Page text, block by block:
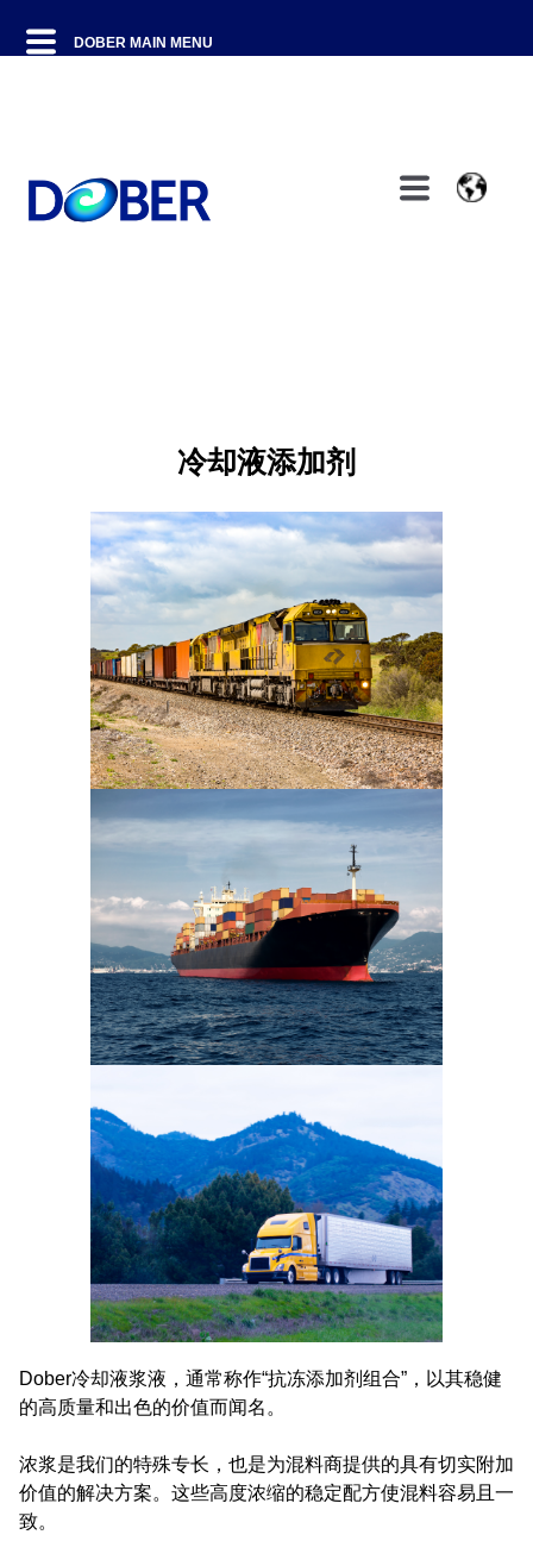
冷却液添加剂
Dober冷却液浆液，通常称作“抗冻添加剂组合”，以其稳健
的高质量和出色的价值而闻名。
浓浆是我们的特殊专长，也是为混料商提供的具有切实附加
价值的解决方案。这些高度浓缩的稳定配方使混料容易且一
致。